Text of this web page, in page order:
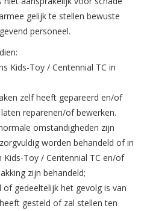
gelijk te stellen bewuste
personeel.
Kids-Toy / Centennial TC in
zelf heeft gepareerd en/of
reparenen/of bewerken.
omstandigheden zijn
worden behandeld of in
Toy / Centennial TC en/of
zijn behandeld;
gedeeltelijk het gevolg is van
gesteld of zal stellen ten